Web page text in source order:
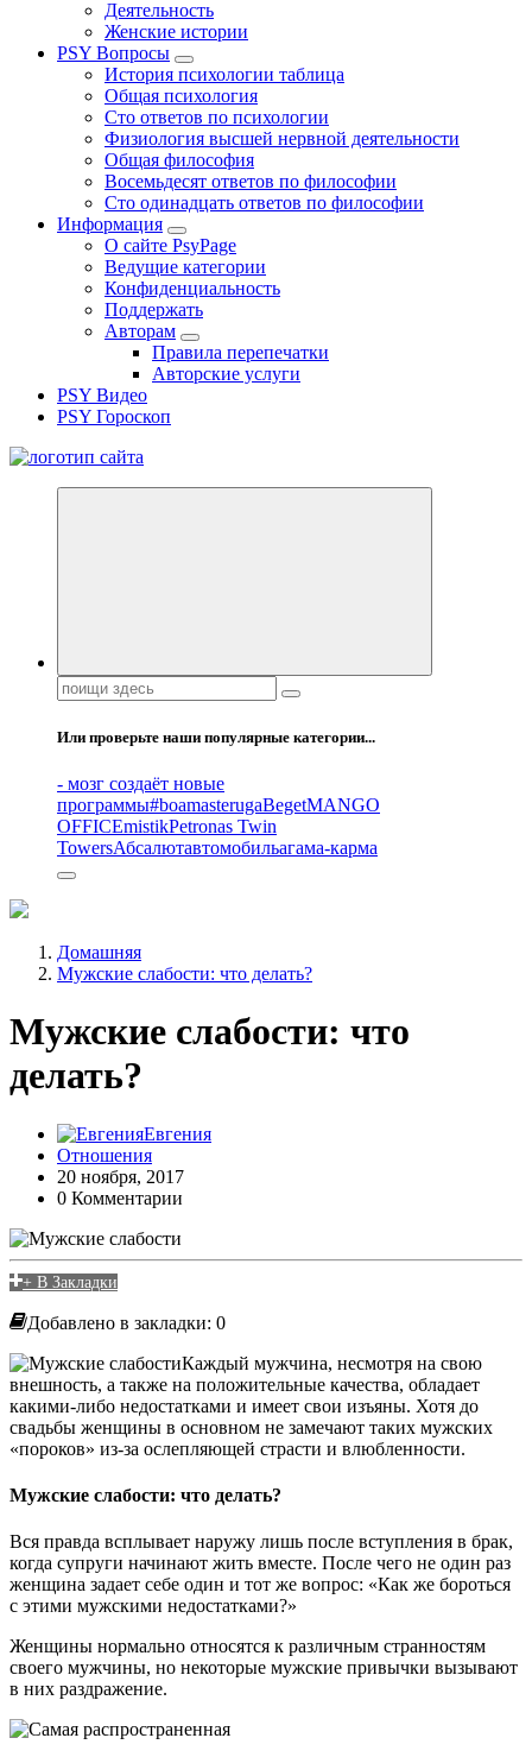
Деятельность
Женские истории
PSY Вопросы
История психологии таблица
Общая психология
Сто ответов по психологии
Физиология высшей нервной деятельности
Общая философия
Восемьдесят ответов по философии
Сто одинадцать ответов по философии
Информация
О сайте PsyPage
Ведущие категории
Конфиденциальность
Поддержать
Авторам
Правила перепечатки
Авторские услуги
PSY Видео
PSY Гороскоп
Все самое интересное, вдохновляющее и тайное внутри.
Поиск:
Или проверьте наши популярные категории...
- мозг создаёт новые
программы#boamasterugaBegetMANGO
OFFICEmistikPetronas Twin
TowersАбсалютавтомобильагама-карма
Домашняя
Мужские слабости: что делать?
Мужские слабости: что
делать?
Евгения
Отношения
20 ноября, 2017
0 Комментарии
+ В Закладки
Добавлено в закладки: 0
Каждый мужчина, несмотря на свою
внешность, а также на положительные качества, обладает
какими-либо недостатками и имеет свои изъяны. Хотя до
свадьбы женщины в основном не замечают таких мужских
«пороков» из-за ослепляющей страсти и влюбленности.
Мужские слабости: что делать?
Вся правда всплывает наружу лишь после вступления в брак,
когда супруги начинают жить вместе. После чего не один раз
женщина задает себе один и тот же вопрос: «Как же бороться
с этими мужскими недостатками?»
Женщины нормально относятся к различным странностям
своего мужчины, но некоторые мужские привычки вызывают
в них раздражение.